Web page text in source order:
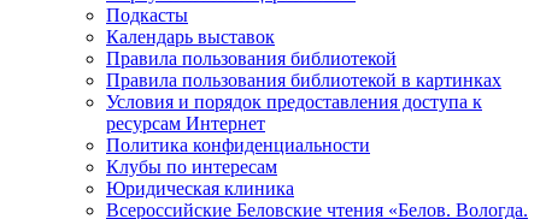
Подкасты
Календарь выставок
Правила пользования библиотекой
Правила пользования библиотекой в картинках
Условия и порядок предоставления доступа к
ресурсам Интернет
Политика конфиденциальности
Клубы по интересам
Юридическая клиника
Всероссийские Беловские чтения «Белов. Вологда.